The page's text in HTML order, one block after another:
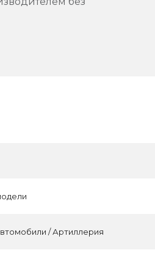
/ Артиллерия